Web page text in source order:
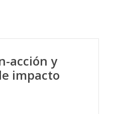
acción y
impacto